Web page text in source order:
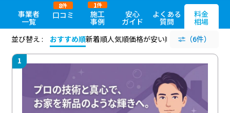
事業者
一覧
口コミ
8件
施工
事例
1件
安心
ガイド
よくある
質問
料金
相場
並び替え :
おすすめ順新着順人気順価格が安い順 評価が高い順
（6件）
1